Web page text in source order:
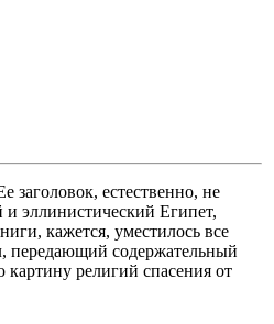
естественно, не
эллинистический Египет,
кажется, уместилось все
передающий содержательный
религий спасения от